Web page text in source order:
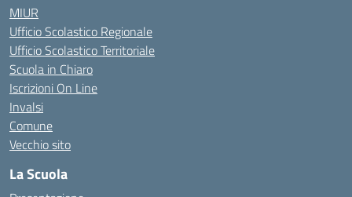
MIUR
Ufficio Scolastico Regionale
Ufficio Scolastico Territoriale
Scuola in Chiaro
Iscrizioni On Line
Invalsi
Comune
Vecchio sito
La Scuola